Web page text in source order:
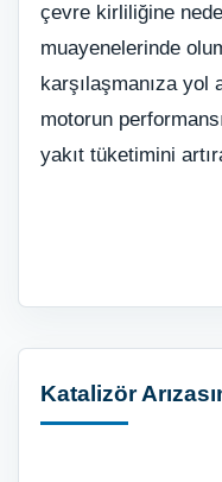
çevre kirliliğine
muayenelerinde
karşılaşmanıza yol
motorun
yakıt tüketimini
Katalizör